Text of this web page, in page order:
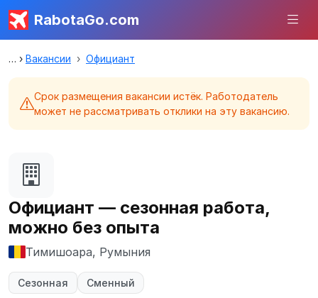
RabotaGo.com
Вакансии Официант
Срок размещения вакансии истёк. Работодатель
может не рассматривать отклики на эту вакансию.
Официант — сезонная работа,
можно без опыта
Тимишоара, Румыния
Сезонная Сменный